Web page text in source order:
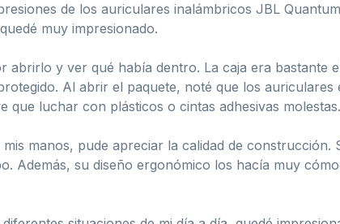
de los auriculares inalámbricos JBL
muy impresionado.
abrirlo y ver qué había dentro. La caja era bastante
Al abrir el paquete, noté que los auriculares
que luchar con plásticos o cintas adhesivas molestas.
manos, pude apreciar la calidad de construcción.
Además, su diseño ergonómico los hacía muy